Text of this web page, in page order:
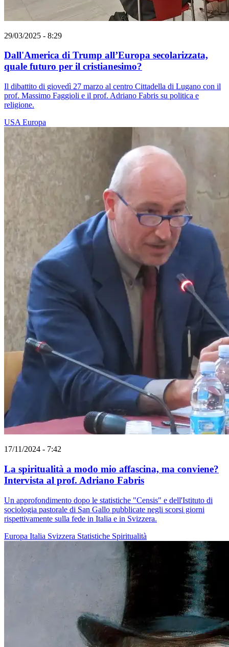
29/03/2025 - 8:29
Dall'America di Trump all’Europa secolarizzata,
quale futuro per il cristianesimo?
Il dibattito di giovedì 27 marzo al centro Cittadella di Lugano con il
prof. Massimo Faggioli e il prof. Adriano Fabris su politica e
religione.
USA Europa
17/11/2024 - 7:42
La spiritualità a modo mio affascina, ma conviene?
Intervista al prof. Adriano Fabris
Un approfondimento dopo le statistiche "Censis" e dell'Istituto di
sociologia pastorale di San Gallo pubblicate negli scorsi giorni
rispettivamente sulla fede in Italia e in Svizzera.
Europa Italia Svizzera Statistiche Spiritualità